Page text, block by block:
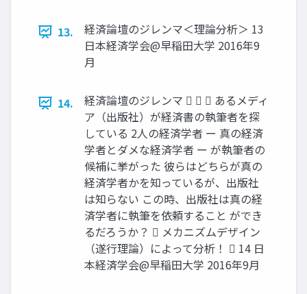
13.
経済論壇のジレンマ＜理論分析＞ 13
日本経済学会@早稲田大学 2016年9
月
14.
経済論壇のジレンマ    あるメディ
ア（出版社）が経済書の執筆者を探
している 2人の経済学者 ー 真の経済
学者とダメな経済学者 ー が執筆者の
候補に挙がった 彼らはどちらが真の
経済学者かを知っているが、出版社
は知らない この時、出版社は真の経
済学者に執筆を依頼すること ができ
るだろうか？  メカニズムデザイン
（遂行理論）によって分析！  14 日
本経済学会@早稲田大学 2016年9月